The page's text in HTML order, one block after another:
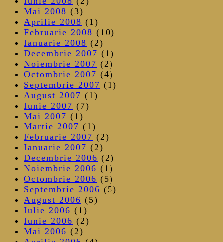
Mai 2008 (3)
Aprilie 2008 (1)
Februarie 2008 (10)
Ianuarie 2008 (2)
Decembrie 2007 (1)
Noiembrie 2007 (2)
Octombrie 2007 (4)
Septembrie 2007 (1)
August 2007 (1)
Iunie 2007 (7)
Mai 2007 (1)
Martie 2007 (1)
Februarie 2007 (2)
Ianuarie 2007 (2)
Decembrie 2006 (2)
Noiembrie 2006 (1)
Octombrie 2006 (5)
Septembrie 2006 (5)
August 2006 (5)
Iulie 2006 (1)
Iunie 2006 (2)
Mai 2006 (2)